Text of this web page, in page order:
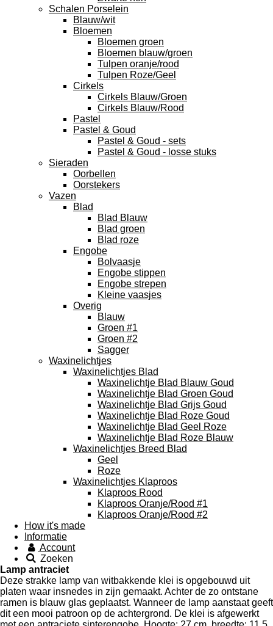
Schalen Porselein
Blauw/wit
Bloemen
Bloemen groen
Bloemen blauw/groen
Tulpen oranje/rood
Tulpen Roze/Geel
Cirkels
Cirkels Blauw/Groen
Cirkels Blauw/Rood
Pastel
Pastel & Goud
Pastel & Goud - sets
Pastel & Goud - losse stuks
Sieraden
Oorbellen
Oorstekers
Vazen
Blad
Blad Blauw
Blad groen
Blad roze
Engobe
Bolvaasje
Engobe stippen
Engobe strepen
Kleine vaasjes
Overig
Blauw
Groen #1
Groen #2
Sagger
Waxinelichtjes
Waxinelichtjes Blad
Waxinelichtje Blad Blauw Goud
Waxinelichtje Blad Groen Goud
Waxinelichtje Blad Grijs Goud
Waxinelichtje Blad Roze Goud
Waxinelichtje Blad Geel Roze
Waxinelichtje Blad Roze Blauw
Waxinelichtjes Breed Blad
Geel
Roze
Waxinelichtjes Klaproos
Klaproos Rood
Klaproos Oranje/Rood #1
Klaproos Oranje/Rood #2
How it's made
Informatie
Account
Zoeken
Lamp antraciet
Deze strakke lamp van witbakkende klei is opgebouwd uit
platen waar insnedes in zijn gemaakt. Achter de zo ontstane
ramen is blauw glas geplaatst. Wanneer de lamp aanstaat geeft
dit een mooi patroon op de achtergrond. De klei is afgewerkt